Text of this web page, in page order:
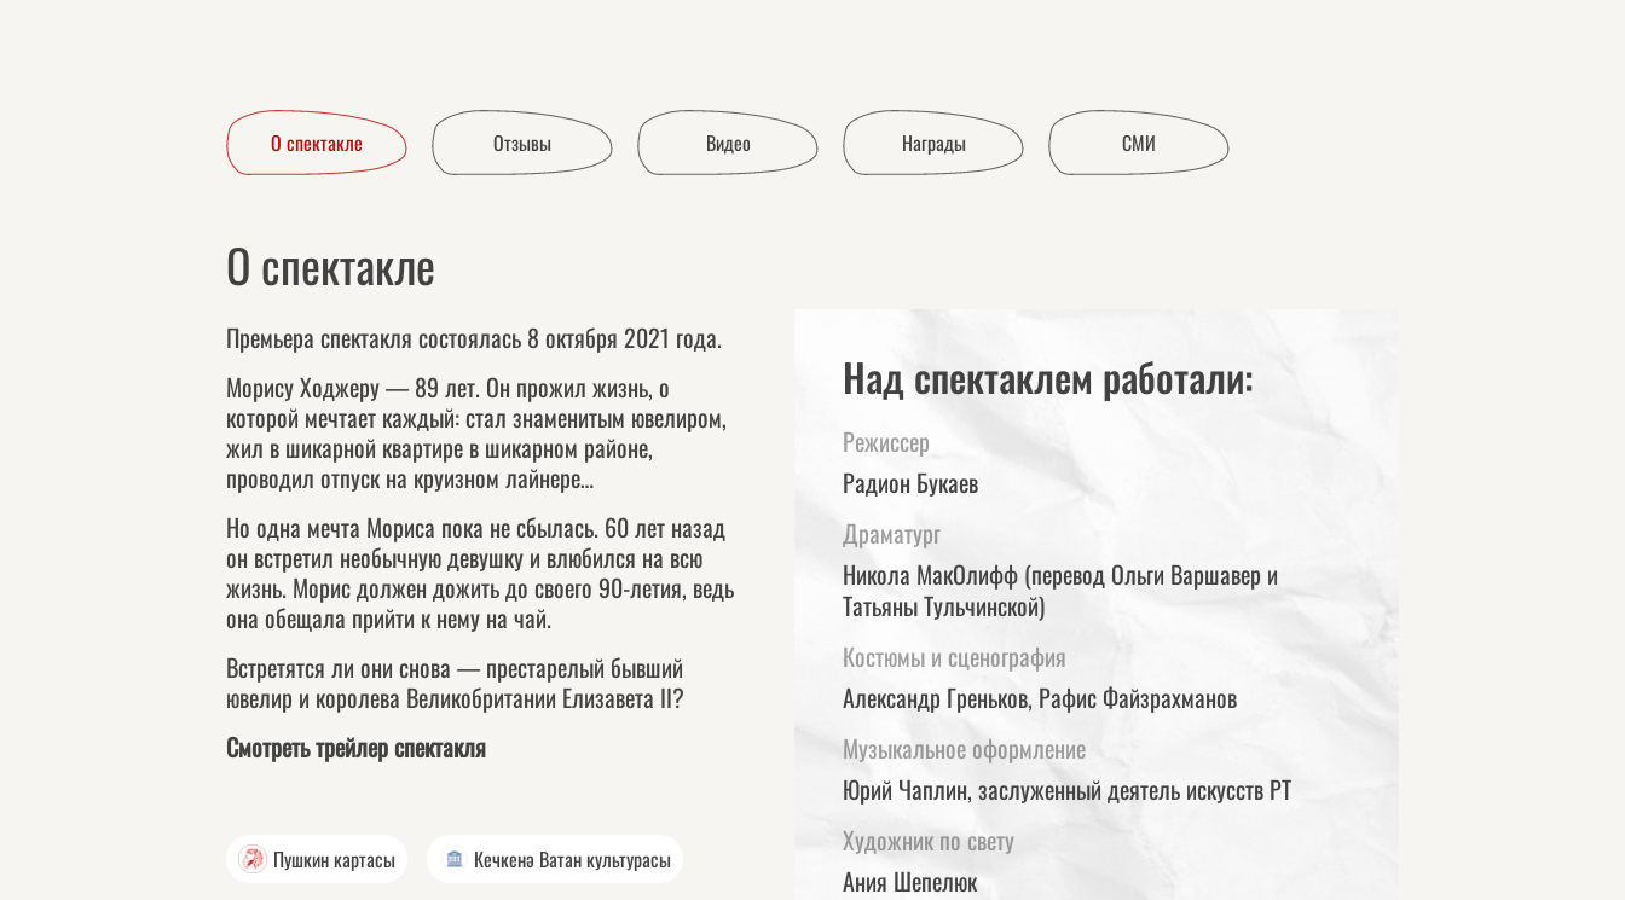
О спектакле Отзывы Видео Награды СМИ
О спектакле
Премьера спектакля состоялась 8 октября 2021 года.
Морису Ходжеру — 89 лет. Он прожил жизнь, о
которой мечтает каждый: стал знаменитым ювелиром,
жил в шикарной квартире в шикарном районе,
проводил отпуск на круизном лайнере…
Но одна мечта Мориса пока не сбылась. 60 лет назад
он встретил необычную девушку и влюбился на всю
жизнь. Морис должен дожить до своего 90-летия, ведь
она обещала прийти к нему на чай.
Встретятся ли они снова — престарелый бывший
ювелир и королева Великобритании Елизавета II?
Смотреть трейлер спектакля
Пушкин картасы Кечкенә Ватан культурасы
Над спектаклем работали:
Режиссер
Радион Букаев
Драматург
Никола МакОлифф (перевод Ольги Варшавер и
Татьяны Тульчинской)
Костюмы и сценография
Александр Греньков, Рафис Файзрахманов
Музыкальное оформление
Юрий Чаплин, заслуженный деятель искусств РТ
Художник по свету
Ания Шепелюк